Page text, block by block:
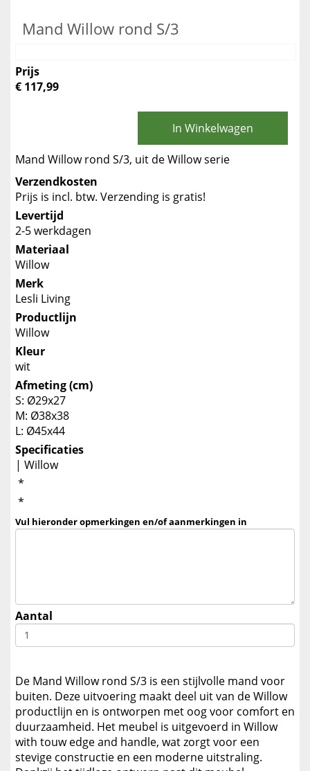
Mand Willow rond S/3
Prijs
€ 117,99
In Winkelwagen
Mand Willow rond S/3, uit de Willow serie
Verzendkosten
Prijs is incl. btw. Verzending is gratis!
Levertijd
2-5 werkdagen
Materiaal
Willow
Merk
Lesli Living
Productlijn
Willow
Kleur
wit
Afmeting (cm)
S: Ø29x27
M: Ø38x38
L: Ø45x44
Specificaties
| Willow
*
*
Vul hieronder opmerkingen en/of aanmerkingen in
Aantal
De Mand Willow rond S/3 is een stijlvolle mand voor
buiten. Deze uitvoering maakt deel uit van de Willow
productlijn en is ontworpen met oog voor comfort en
duurzaamheid. Het meubel is uitgevoerd in Willow
with touw edge and handle, wat zorgt voor een
stevige constructie en een moderne uitstraling.